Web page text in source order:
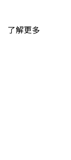
了解更多